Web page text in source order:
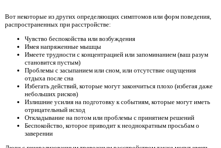
Вот некоторые из других определяющих симптомов или форм поведения,
распространенных при расстройстве:
Чувство беспокойства или возбуждения
Имея напряженные мышцы
Имеете трудности с концентрацией или запоминанием (ваш разум
становится пустым)
Проблемы с засыпанием или сном, или отсутствие ощущения
отдыха после сна
Избегать действий, которые могут закончиться плохо (избегая даже
небольших рисков)
Излишние усилия на подготовку к событиям, которые могут иметь
отрицательный исход
Откладывание на потом или проблемы с принятием решений
Беспокойство, которое приводит к неоднократным просьбам о
заверении